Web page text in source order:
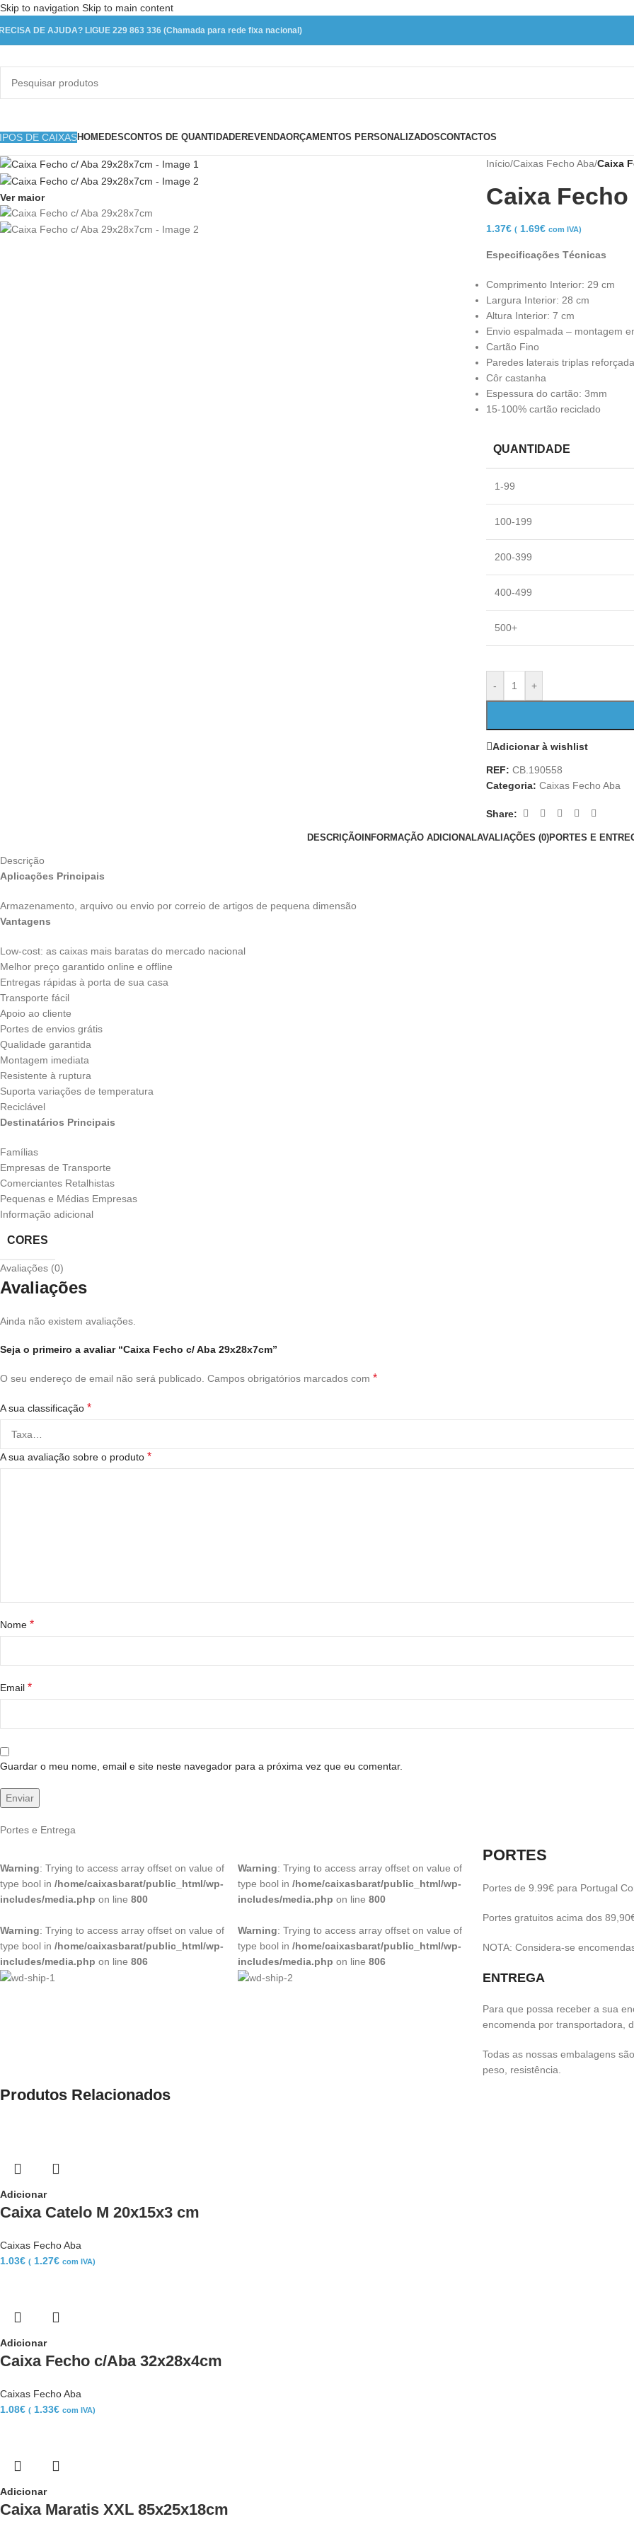
Skip to navigation Skip to main content
DE AJUDA? LIGUE 229 863 336 (Chamada para rede fixa nacional)
DE CAIXASHOMEDESCONTOS DE QUANTIDADEREVENDAORÇAMENTOS PERSONALIZADOSCONTACTOS
Ver maior
Início/Caixas Fecho Aba/Caixa
Caixa
1.37€ ( 1.69€ com IVA)
Especificações Técnicas
Comprimento Interior: 29 cm
Largura Interior: 28 cm
Altura Interior: 7 cm
Envio espalmada – montagem
Cartão Fino
Paredes laterais triplas
Côr castanha
Espessura do cartão: 3mm
15-100% cartão reciclado
QUANTIDADE
1-99
100-199
200-399
400-499
500+
- +
Adicionar à wishlist
REF: CB.190558
Categoria: Caixas Fecho Aba
Share:
DESCRIÇÃO INFORMAÇÃO ADICIONALAVALIAÇÕES (0)PORTES E
Descrição
Aplicações Principais
Armazenamento, arquivo ou envio por correio de artigos de pequena dimensão
Vantagens
Low-cost: as caixas mais baratas do mercado nacional
Melhor preço garantido online e offline
Entregas rápidas à porta de sua casa
Transporte fácil
Apoio ao cliente
Portes de envios grátis
Qualidade garantida
Montagem imediata
Resistente à ruptura
Suporta variações de temperatura
Reciclável
Destinatários Principais
Famílias
Empresas de Transporte
Comerciantes Retalhistas
Pequenas e Médias Empresas
Informação adicional
CORES
Avaliações (0)
Avaliações
Ainda não existem avaliações.
Seja o primeiro a avaliar “Caixa Fecho c/ Aba 29x28x7cm”
O seu endereço de email não será publicado. Campos obrigatórios marcados com *
A sua classificação *
A sua avaliação sobre o produto *
Nome *
Email *
Guardar o meu nome, email e site neste navegador para a próxima vez que eu comentar.
Portes e Entrega
Warning: Trying to access array offset on value of
type bool in /home/caixasbarat/public_html/wp-
includes/media.php on line 800
Warning: Trying to access array offset on value of
type bool in /home/caixasbarat/public_html/wp-
includes/media.php on line 806
Warning: Trying to access array offset on value of
type bool in /home/caixasbarat/public_html/wp-
includes/media.php on line 800
Warning: Trying to access array offset on value of
type bool in /home/caixasbarat/public_html/wp-
includes/media.php on line 806
PORTES
Portes de 9.99€ para Portugal
Portes gratuitos acima dos
NOTA: Considera-se
ENTREGA
Para que possa receber a sua
encomenda por transportadora,
Todas as nossas embalagens
peso, resistência.
Produtos Relacionados
Adicionar
Caixa Catelo M 20x15x3 cm
Caixas Fecho Aba
1.03€ ( 1.27€ com IVA)
Adicionar
Caixa Fecho c/Aba 32x28x4cm
Caixas Fecho Aba
1.08€ ( 1.33€ com IVA)
Adicionar
Caixa Maratis XXL 85x25x18cm